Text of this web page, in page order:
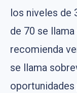
los niveles de
de 70 se
recomienda
se llama
oportunidades